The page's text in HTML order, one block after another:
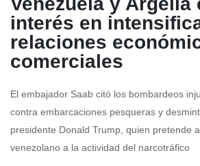
interés en
relaciones
comerciales
El embajador Saab citó los bombardeos
contra embarcaciones pesqueras y
presidente Donald Trump, quien pretende
venezolano a la actividad del narcotráfico